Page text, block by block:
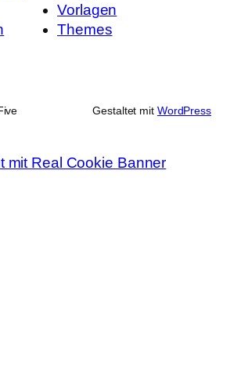
Vorlagen
Themes
Gestaltet mit WordPress
mit Real Cookie Banner